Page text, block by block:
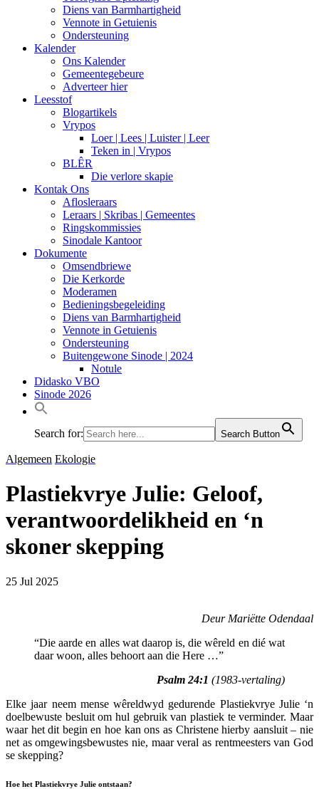
Diens van Barmhartigheid
Vennote in Getuienis
Ondersteuning
Kalender
Ons Kalender
Gemeentegebeure
Adverteer hier
Leesstof
Blogartikels
Vrypos
Loer | Lees | Luister | Leer
Teken in | Vrypos
BLÊR
Die verlore skapie
Kontak Ons
Aflosleraars
Leraars | Skribas | Gemeentes
Ringskommissies
Sinodale Kantoor
Dokumente
Omsendbriewe
Die Kerkorde
Moderamen
Bedieningsbegeleiding
Diens van Barmhartigheid
Vennote in Getuienis
Ondersteuning
Buitengewone Sinode | 2024
Notule
Didasko VBO
Sinode 2026
Search for: Search Button
Algemeen Ekologie
Plastiekvrye Julie: Geloof,
verantwoordelikheid en ‘n
skoner skepping
25 Jul 2025
Deur Mariëtte Odendaal
“Die aarde en alles wat daarop is, die wêreld en dié wat
daar woon, alles behoort aan die Here …”
Psalm 24:1 (1983-vertaling)
Elke jaar neem mense wêreldwyd gedurende Plastiekvrye Julie ‘n
doelbewuste besluit om hul gebruik van plastiek te verminder. Maar
waar het dit begin en hoe kan ons as Christene hierby aansluit – nie
net as omgewingsbewustes nie, maar veral as rentmeesters van God
se skepping?
Hoe het Plastiekvrye Julie ontstaan?